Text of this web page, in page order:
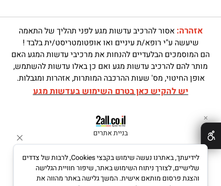
אזהרה: אסור להרכיב עדשות מגע לפני תהליך של התאמה
שיעשה ע"י רופא/ת עיניים ואו אופטומטריסט/ית בלבד !
הם המוסמכים הבלעדיים להנחות את מרכיבי עדשות המגע האם
מותר להם להרכיב עדשות מגע ואם כן באלו עדשות להשתמש,
אופן החיטוי, מס' שעות ההרכבה המותרות, אזהרות ומגבלות.
יש להקיש כאן בטרם השימוש בעדשות מגע
בניית אתרים
✕
לידיעתך, באתרנו נעשה שימוש בקבצי Cookies, לרבות של צדדים
שלישיים, לצורך ניתוח השימוש באתר, שיפור חוויית הגלישה
והצגת פרסום מותאם אישית. המשך גלישה באתר מהווה את